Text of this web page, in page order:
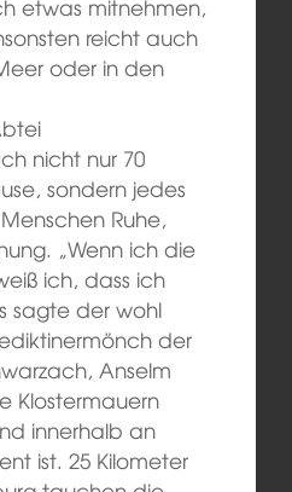
etwas mitnehmen,
reicht auch
oder in den
nicht nur 70
sondern jedes
Ruhe,
„Wenn ich die
ich, dass ich
sagte der wohl
der
Anselm
Klostermauern
innerhalb an
ist. 25 Kilometer